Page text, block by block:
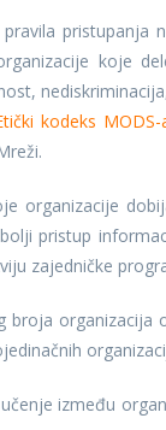
pristupanja
koje
kodeks MODS-
organizacije
pristup
zajedničke
broja
između